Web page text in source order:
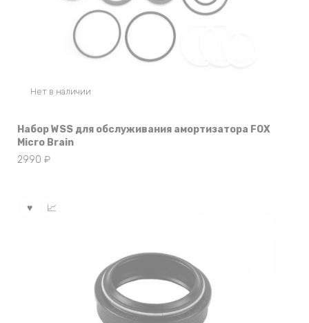
Нет в наличии
Набор WSS для обслуживания амортизатора FOX
Micro Brain
2990 ₽